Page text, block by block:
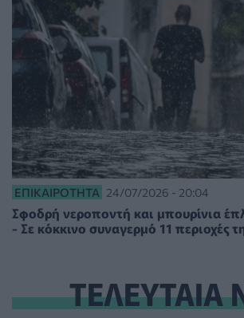
ΕΠΙΚΑΙΡΌΤΗΤΑ 24/07/2026 - 20:04
Σφοδρή νεροποντή και μπουρίνια
- Σε κόκκινο συναγερμό 11 περιοχές
ΤΕΛΕΥΤΑΙΑ